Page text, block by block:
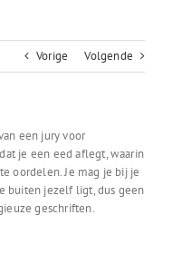
Vorige Volgende
een jury voor
je een eed aflegt, waarin
oordelen. Je mag je bij je
buiten jezelf ligt, dus geen
geschriften.